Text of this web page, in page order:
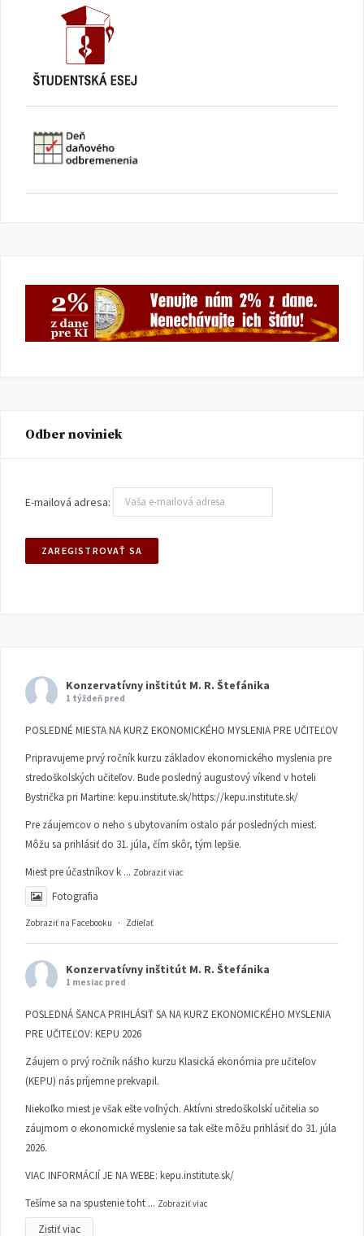
Odber noviniek
E-mailová adresa:
Konzervatívny inštitút M. R. Štefánika
1 týždeň pred
POSLEDNÉ MIESTA NA KURZ EKONOMICKÉHO MYSLENIA PRE UČITEĽOV
Pripravujeme prvý ročník kurzu základov ekonomického myslenia pre
stredoškolských učiteľov. Bude posledný augustový víkend v hoteli
Bystrička pri Martine: kepu.institute.sk/https://kepu.institute.sk/
Pre záujemcov o neho s ubytovaním ostalo pár posledných miest.
Môžu sa prihlásiť do 31. júla, čím skôr, tým lepšie.
Miest pre účastníkov k ... Zobraziť viac
Fotografia
Zobraziť na Facebooku · Zdieľať
Konzervatívny inštitút M. R. Štefánika
1 mesiac pred
POSLEDNÁ ŠANCA PRIHLÁSIŤ SA NA KURZ EKONOMICKÉHO MYSLENIA
PRE UČITEĽOV: KEPU 2026
Záujem o prvý ročník nášho kurzu Klasická ekonómia pre učiteľov
(KEPU) nás príjemne prekvapil.
Niekoľko miest je však ešte voľných. Aktívni stredoškolskí učitelia so
záujmom o ekonomické myslenie sa tak ešte môžu prihlásiť do 31. júla
2026.
VIAC INFORMÁCIÍ JE NA WEBE: kepu.institute.sk/
Tešíme sa na spustenie toht ... Zobraziť viac
Zistiť viac